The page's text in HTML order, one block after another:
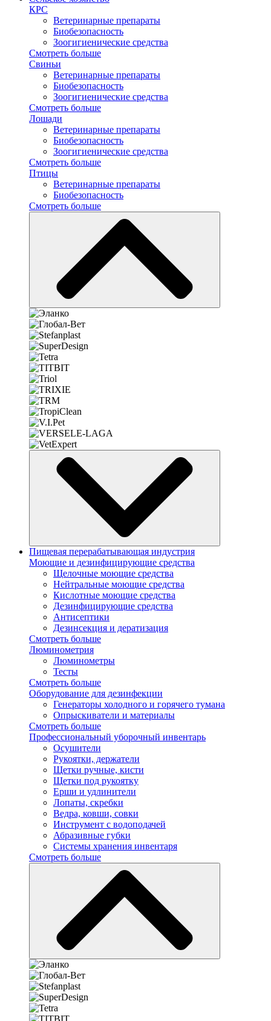
КРС
Ветеринарные препараты
Биобезопасность
Зоогигиенические средства
Смотреть больше
Свиньи
Ветеринарные препараты
Биобезопасность
Зоогигиенические средства
Смотреть больше
Лошади
Ветеринарные препараты
Биобезопасность
Зоогигиенические средства
Смотреть больше
Птицы
Ветеринарные препараты
Биобезопасность
Смотреть больше
Пищевая перерабатывающая индустрия
Моющие и дезинфицирующие средства
Щелочные моющие средства
Нейтральные моющие средства
Кислотные моющие средства
Дезинфицирующие средства
Антисептики
Дезинсекция и дератизация
Смотреть больше
Люминометрия
Люминометры
Тесты
Смотреть больше
Оборудование для дезинфекции
Генераторы холодного и горячего тумана
Опрыскиватели и материалы
Смотреть больше
Профессиональный уборочный инвентарь
Осушители
Рукоятки, держатели
Щетки ручные, кисти
Щетки под рукоятку
Ерши и удлинители
Лопаты, скребки
Ведра, ковши, совки
Инструмент с водоподачей
Абразивные губки
Системы хранения инвентаря
Смотреть больше